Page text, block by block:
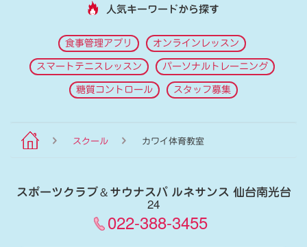
人気キーワードから探す
食事管理アプリ オンラインレッスン
スマートテニスレッスン パーソナルトレーニング
糖質コントロール スタッフ募集
スクール カワイ体育教室
スポーツクラブ＆サウナスパ ルネサンス 仙台南光台
24
022-388-3455